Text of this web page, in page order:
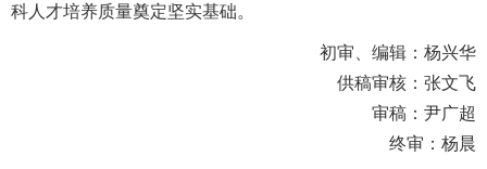
科人才培养质量奠定坚实基础。
初审、编辑： 杨兴华
供稿审核：张文飞
审稿：尹广超
终审：杨晨